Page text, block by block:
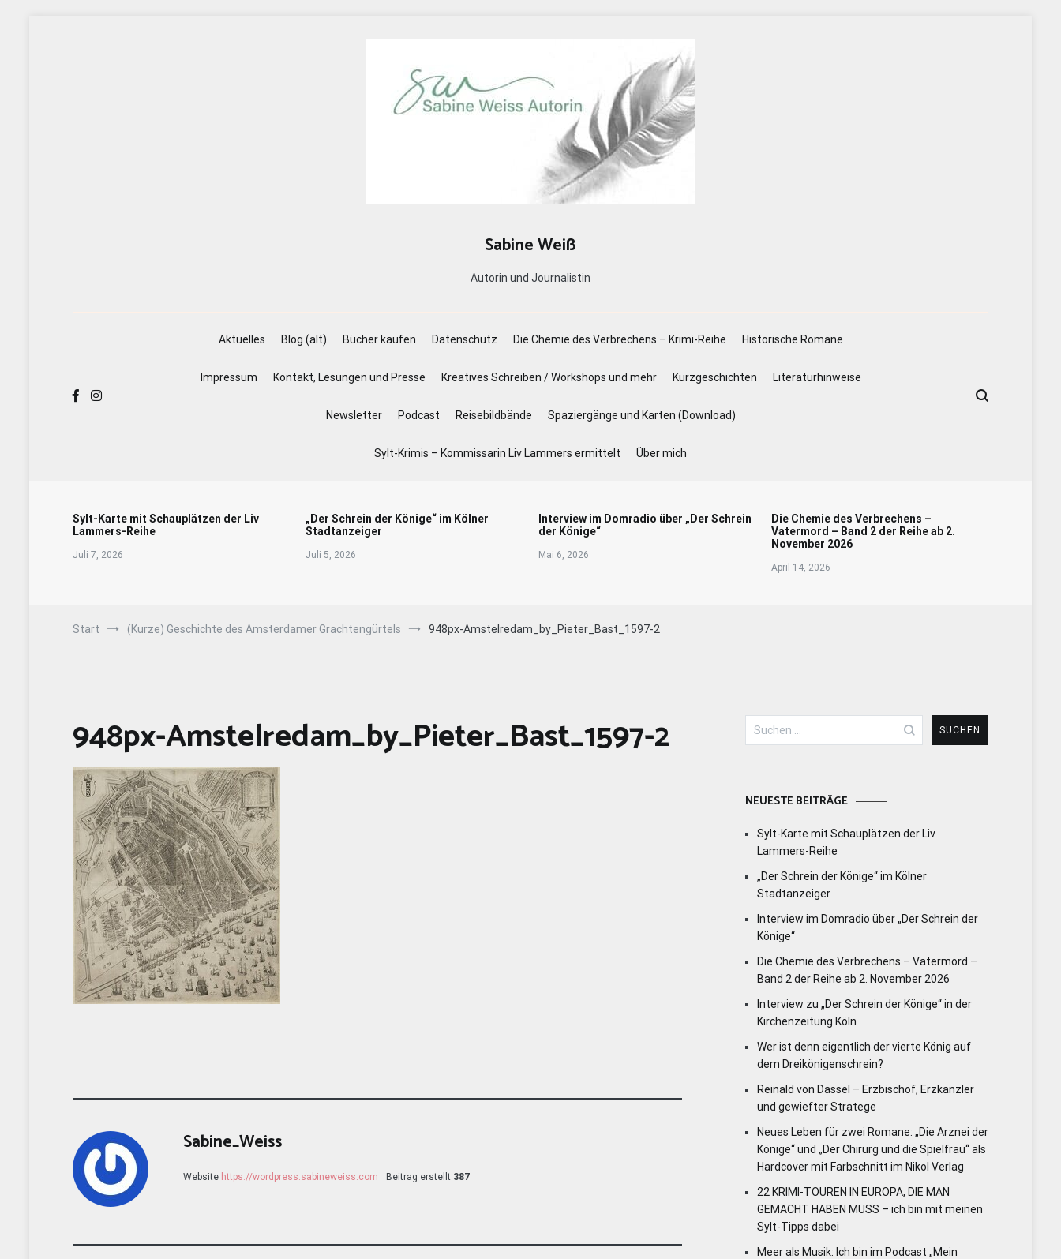
Sabine Weiß
Autorin und Journalistin
Aktuelles Blog (alt) Bücher kaufen Datenschutz Die Chemie des Verbrechens – Krimi-Reihe Historische Romane
Impressum Kontakt, Lesungen und Presse Kreatives Schreiben / Workshops und mehr Kurzgeschichten Literaturhinweise
Newsletter Podcast Reisebildbände Spaziergänge und Karten (Download)
Sylt-Krimis – Kommissarin Liv Lammers ermittelt Über mich
Sylt-Karte mit Schauplätzen der Liv
Lammers-Reihe
Juli 7, 2026
„Der Schrein der Könige“ im Kölner
Stadtanzeiger
Juli 5, 2026
Interview im Domradio über „Der Schrein
der Könige“
Mai 6, 2026
Die Chemie des Verbrechens –
Vatermord – Band 2 der Reihe ab 2.
November 2026
April 14, 2026
Start (Kurze) Geschichte des Amsterdamer Grachtengürtels 948px-Amstelredam_by_Pieter_Bast_1597-2
948px-Amstelredam_by_Pieter_Bast_1597-2
Sabine_Weiss
Website https://wordpress.sabineweiss.com Beitrag erstellt 387
Suchen
nach:
NEUESTE BEITRÄGE
Sylt-Karte mit Schauplätzen der Liv
Lammers-Reihe
„Der Schrein der Könige“ im Kölner
Stadtanzeiger
Interview im Domradio über „Der Schrein der
Könige“
Die Chemie des Verbrechens – Vatermord –
Band 2 der Reihe ab 2. November 2026
Interview zu „Der Schrein der Könige“ in der
Kirchenzeitung Köln
Wer ist denn eigentlich der vierte König auf
dem Dreikönigenschrein?
Reinald von Dassel – Erzbischof, Erzkanzler
und gewiefter Stratege
Neues Leben für zwei Romane: „Die Arznei der
Könige“ und „Der Chirurg und die Spielfrau“ als
Hardcover mit Farbschnitt im Nikol Verlag
22 KRIMI-TOUREN IN EUROPA, DIE MAN
GEMACHT HABEN MUSS – ich bin mit meinen
Sylt-Tipps dabei
Meer als Musik: Ich bin im Podcast „Mein